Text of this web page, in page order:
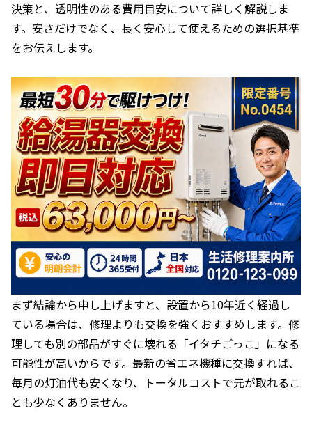
決策と、透明性のある費用目安について詳しく解説しま
す。安さだけでなく、長く安心して使えるための選択基準
をお伝えします。
まず結論から申し上げますと、設置から10年近く経過し
ている場合は、修理よりも交換を強くおすすめします。修
理しても別の部品がすぐに壊れる「イタチごっこ」になる
可能性が高いからです。最新の省エネ機種に交換すれば、
毎月の灯油代も安くなり、トータルコストで元が取れるこ
とも少なくありません。